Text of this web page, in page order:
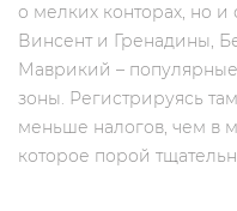
о мелких конторах, но
Винсент и Гренадины,
Маврикий –
зоны. Регистрируясь
меньше налогов, чем в
которое порой